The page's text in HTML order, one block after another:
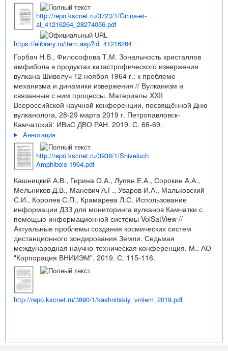
http://repo.kscnet.ru/3723/1/Girina-et-
al_41216264_28274056.pdf
https://elibrary.ru/item.asp?id=41216264
Горбач Н.В., Философова Т.М. Зональность кристаллов
амфибола в продуктах катастрофического извержения
вулкана Шивелуч 12 ноября 1964 г.: к проблеме
механизма и динамики извержения // Вулканизм и
связанные с ним процессы. Материалы XXII
Всероссийской научной конференции, посвящённой Дню
вулканолога, 28-29 марта 2019 г. Петропавловск-
Камчатский: ИВиС ДВО РАН. 2019. С. 66-69.
Аннотация
http://repo.kscnet.ru/3938/1/Shiveluch
Amphibole 1964.pdf
Кашницкий А.В., Гирина О.А., Лупян Е.А., Сорокин А.А.,
Мельников Д.В., Маневич А.Г., Уваров И.А., Мальковский
С.И., Королев С.П., Крамарева Л.С. Использование
информации ДЗЗ для мониторинга вулканов Камчатки с
помощью информационной системы VolSatView //
Актуальные проблемы создания космических систем
дистанционного зондирования Земли. Седьмая
международная научно-техническая конференция. М.: АО
"Корпорация ВНИИЭМ". 2019. С. 115-116.
http://repo.kscnet.ru/3890/1/kashnitskiy_vniiem_2019.pdf